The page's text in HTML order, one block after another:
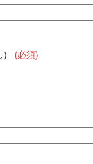
(必須)